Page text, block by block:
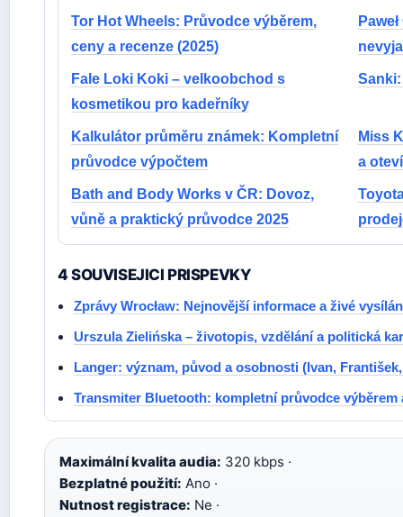
Tor Hot Wheels: Průvodce výběrem,
ceny a recenze (2025)
Fale Loki Koki – velkoobchod s
kosmetikou pro kadeřníky
Kalkulátor průměru známek: Kompletní
průvodce výpočtem
Miss
a
Bath and Body Works v ČR: Dovoz,
vůně a praktický průvodce 2025
4 SOUVISEJICI PRISPEVKY
Zprávy Wrocław: Nejnovější informace a živé
Urszula Zielińska – životopis, vzdělání a politická
Langer: význam, původ a osobnosti (Ivan,
Transmiter Bluetooth: kompletní průvodce výběrem
Maximální kvalita audia: 320 kbps ·
Bezplatné použití: Ano ·
Nutnost registrace: Ne ·